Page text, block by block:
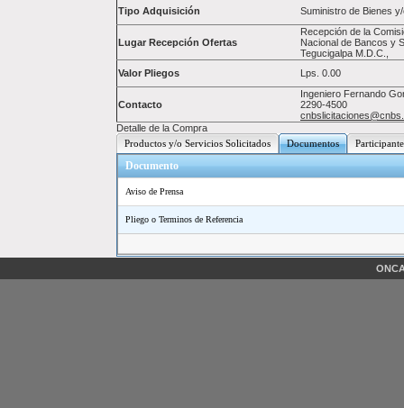
Tipo Adquisición Suministro de Bienes
Lugar Recepción Ofertas
Recepción de la
Nacional de Bancos y
Tegucigalpa M.D.C.,
Valor Pliegos
Lps. 0.00
Contacto
Ingeniero Fernando
2290-4500
Detalle de la Compra
Productos y/o Servicios Solicitados
Documentos
Documento
Aviso de Prensa
Pliego o Terminos de Referencia